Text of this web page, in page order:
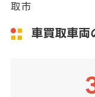
取市
車買取車両